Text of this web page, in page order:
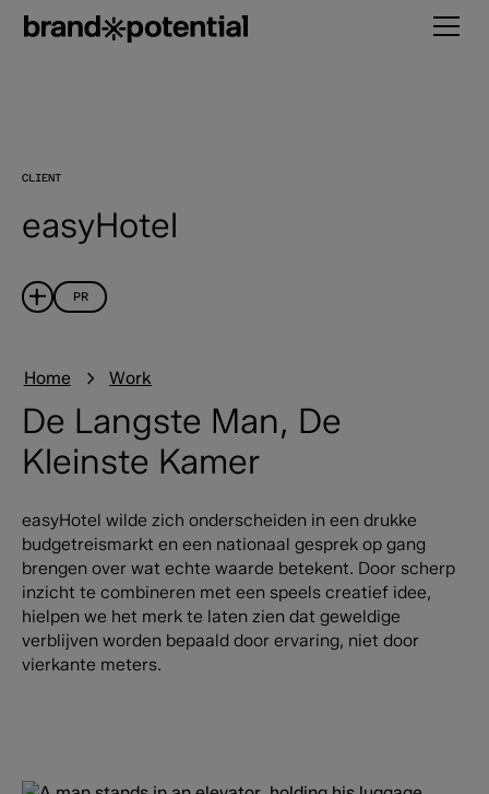
CLIENT
easyHotel
PR
Home Work
De Langste Man, De
Kleinste Kamer
easyHotel wilde zich onderscheiden in een drukke
budgetreismarkt en een nationaal gesprek op gang
brengen over wat echte waarde betekent. Door scherp
inzicht te combineren met een speels creatief idee,
hielpen we het merk te laten zien dat geweldige
verblijven worden bepaald door ervaring, niet door
vierkante meters.